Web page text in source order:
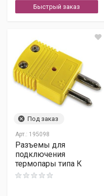
Паспортные данные
ИНН/КПП
Наименование
Банковские
Контакты
5
Телефон:
+7 (495)
Быстрый заказ
Под заказ
Арт.: 195098
Разъемы для
подключения
термопары типа К